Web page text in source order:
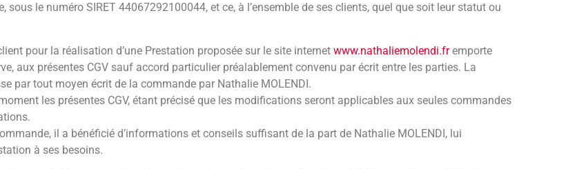
sous le numéro SIRET 44067292100044, et ce, à l’ensemble de ses clients, quel que soit leur statut ou
pour la réalisation d’une Prestation proposée sur le site internet www.nathaliemolendi.fremporte
aux présentes CGV sauf accord particulier préalablement convenu par écrit entre les parties. La
par tout moyen écrit de la commande par Nathalie MOLENDI.
les présentes CGV, étant précisé que les modifications seront applicables aux seules commandes
il a bénéficié d’informations et conseils suffisant de la part de Nathalie MOLENDI, lui
à ses besoins.